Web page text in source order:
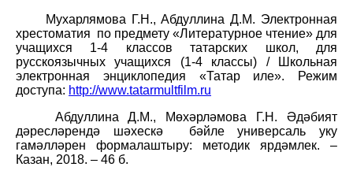
Мухарлямова Г.Н., Абдуллина Д.М. Электронная
хрестоматия по предмету «Литературное чтение» для
учащихся 1-4 классов татарских школ, для
русскоязычных учащихся (1-4 классы) /
Школьная
электронная энциклопедия «Татар иле». Режим
доступа: http://www.tatarmultfilm.ru
Абдуллина Д.М., Мөхәрләмова Г.Н.
Әдәбият
дәресләрендә шәхескә
бәйле универсаль уку
гамәлләрен формалаштыру: методик ярдәмлек. –
Казан, 2018. – 46 б.